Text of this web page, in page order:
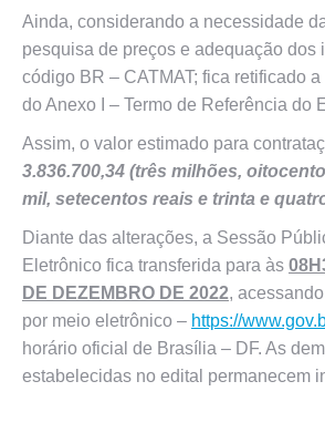
Ainda, considerando a necessidade
pesquisa de preços e adequação dos
código BR – CATMAT; fica retificado
do Anexo I – Termo de Referência do
Assim, o valor estimado para
3.836.700,34 (três milhões,
mil, setecentos reais e trinta e
Diante das alterações, a Sessão
Eletrônico fica transferida para às
DE DEZEMBRO DE 2022,
por meio eletrônico – https://
horário oficial de Brasília – DF. As
estabelecidas no edital permanecem